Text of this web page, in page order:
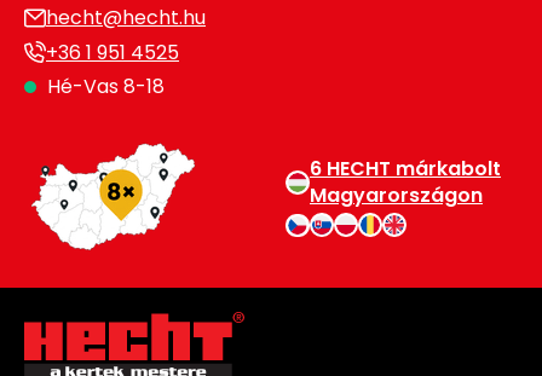
hecht@hecht.hu
+36 1 951 4525
Hé-Vas 8-18
6 HECHT márkabolt
Magyarországon